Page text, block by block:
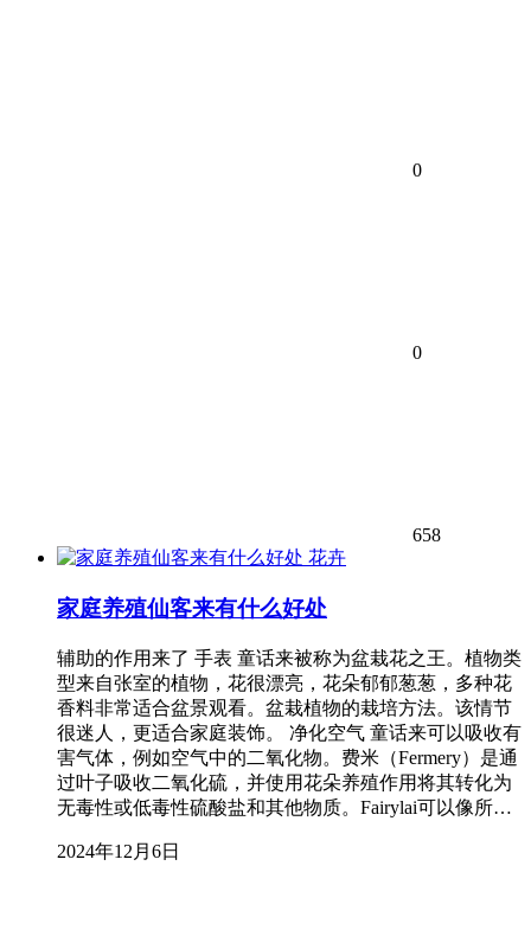
0
0
658
花卉
家庭养殖仙客来有什么好处
辅助的作用来了 手表 童话来被称为盆栽花之王。植物类
型来自张室的植物，花很漂亮，花朵郁郁葱葱，多种花
香料非常适合盆景观看。盆栽植物的栽培方法。该情节
很迷人，更适合家庭装饰。 净化空气 童话来可以吸收有
害气体，例如空气中的二氧化物。费米（Fermery）是通
过叶子吸收二氧化硫，并使用花朵养殖作用将其转化为
无毒性或低毒性硫酸盐和其他物质。Fairylai可以像所…
2024年12月6日